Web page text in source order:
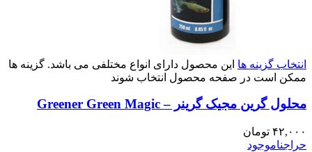
انتخاب گزینه ها این محصول دارای انواع مختلفی می باشد. گزینه ها
ممکن است در صفحه محصول انتخاب شوند
محلول گرین مجیک گرینر – Greener Green Magic
۴۲,۰۰۰ تومان
حراجناموجود